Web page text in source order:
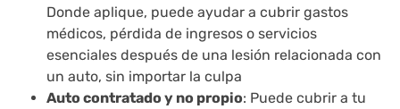
Donde aplique, puede ayudar a cubrir gastos
médicos, pérdida de ingresos o servicios
esenciales después de una lesión relacionada con
un auto, sin importar la culpa
Auto contratado y no propio: Puede cubrir a tu